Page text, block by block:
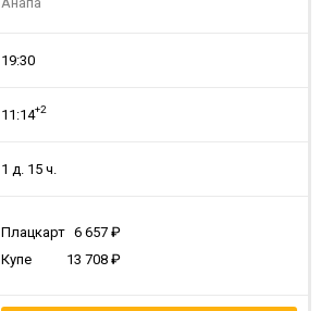
19:30
11:14+2
1 д. 15 ч.
Плацкарт 6 657
Купе
13 708